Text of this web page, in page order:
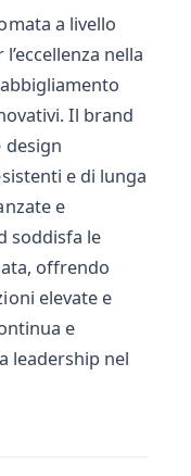
a livello
nella
Il brand
e di lunga
e
soddisfa le
offrendo
elevate e
e
leadership nel